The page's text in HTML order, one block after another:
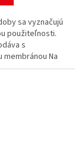
sa vyznačujú
použiteľnosti.
s
Na
zakúpiť